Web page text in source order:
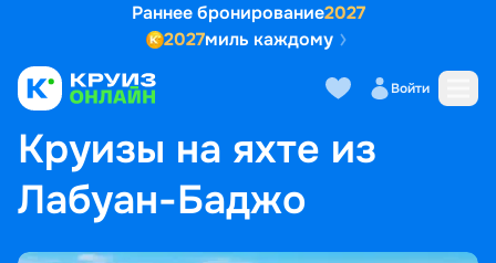
Раннее бронирование2027
2027миль каждому
Войти
ГЛАВНАЯ • ПОПУЛЯРНЫЕ НАПРАВЛЕНИЯ
КРУИЗЫ НА ЯХТЕ ИЗ ЛАБУАН-БАДЖО
Круизы на яхте из
Лабуан-Баджо